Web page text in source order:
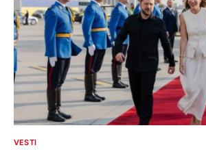
VESTI